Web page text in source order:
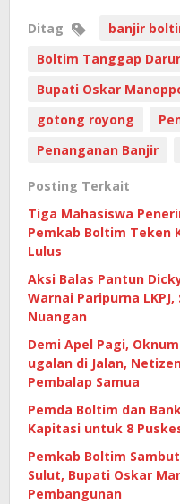
Ditag banjir
Boltim Tanggap
Bupati Oskar
gotong royong
Penanganan Banjir
Posting Terkait
Tiga Mahasiswa
Pemkab Boltim Teken
Lulus
Aksi Balas Pantun
Warnai Paripurna
Nuangan
Demi Apel Pagi,
ugalan di Jalan,
Pembalap Samua
Pemda Boltim dan
Kapitasi untuk 8
Pemkab Boltim
Sulut, Bupati Oskar
Pembangunan